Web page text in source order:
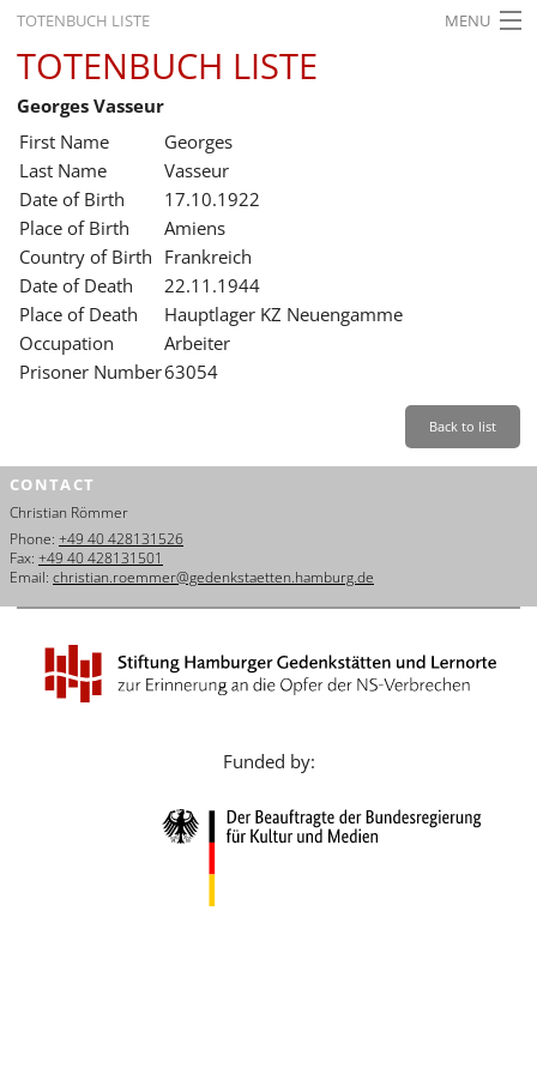
TOTENBUCH LISTE MENU
STARTSEITE
AUSSTELLUNGEN
GESCHICHTE
BILDUNG
FORSCHUNG
SERVICE
Leichte Sprache Back
Dansk
Español
Italiano
Nederlands
Português
TOTENBUCH LISTE
Georges Vasseur
First Name
Georges
Last Name
Vasseur
Date of Birth
17.10.1922
Place of Birth
Amiens
Country of Birth Frankreich
Date of Death
22.11.1944
Place of Death
Hauptlager KZ Neuengamme
Occupation
Arbeiter
Prisoner Number63054
Back to list
CONTACT
Christian Römmer
Phone: +49 40 428131526
Fax: +49 40 428131501
Email: christian.roemmer@gedenkstaetten.hamburg.de
Funded by: